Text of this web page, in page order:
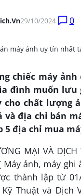
29/10/2024 0
chiếc máy
đình muốn
cho chất lượng
và địa chỉ bán
5 địa chỉ mua
MẠI VÀ
Máy ảnh, máy
thành lập từ
Thuật và